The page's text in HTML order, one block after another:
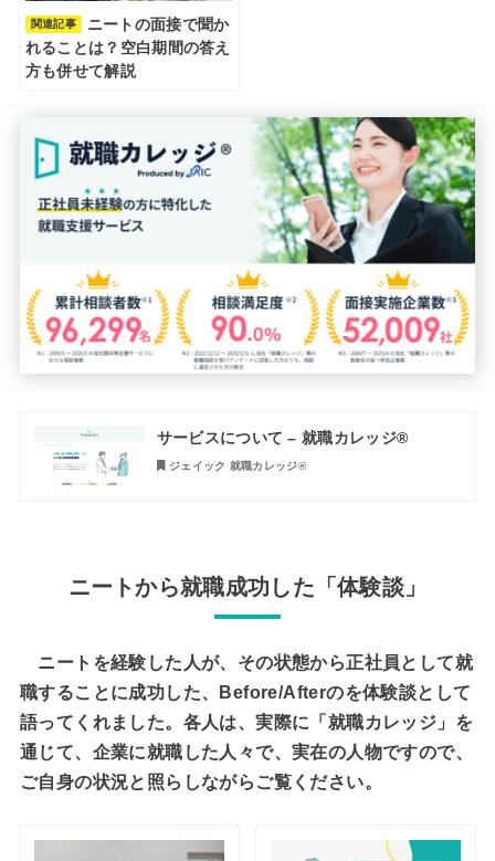
関連記事
ニートの面接で聞か
れることは？空白期間の答え
方も併せて解説
サービスについて – 就職カレッジ®
ジェイック 就職カレッジ®︎
ニートから就職成功した「体験談」
ニートを経験した人が、その状態から正社員として就
職することに成功した、Before/Afterのを体験談として
語ってくれました。各人は、実際に「就職カレッジ」を
通じて、企業に就職した人々で、実在の人物ですので、
ご自身の状況と照らしながらご覧ください。